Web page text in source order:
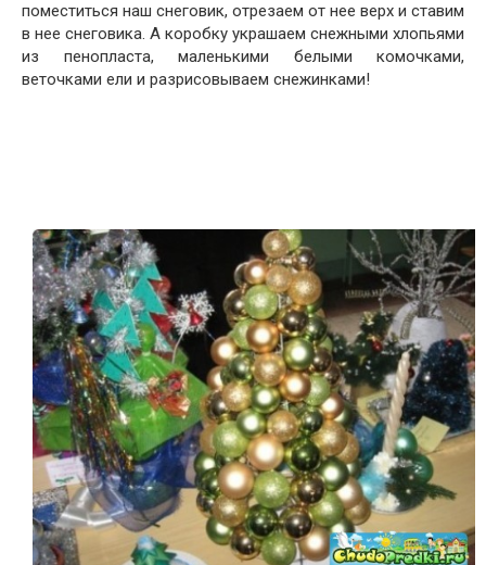
поместиться наш снеговик, отрезаем от нее верх и ставим
в нее снеговика. А коробку украшаем снежными хлопьями
из пенопласта, маленькими белыми комочками,
веточками ели и разрисовываем снежинками!